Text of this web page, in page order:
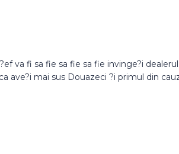
va fi sa fie sa fie sa fie invinge?i
ave?i mai sus Douazeci ?i primul din